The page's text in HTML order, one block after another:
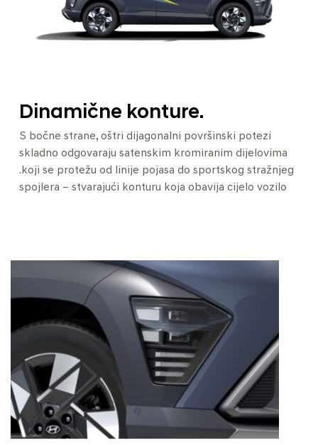
Dinamične konture.
S bočne strane, oštri dijagonalni površinski potezi
skladno odgovaraju satenskim kromiranim dijelovima
.koji se protežu od linije pojasa do sportskog stražnjeg
spojlera – stvarajući konturu koja obavija cijelo vozilo